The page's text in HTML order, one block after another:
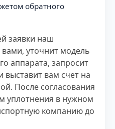
обратного
заявки наш
вами, уточнит модель
аппарата, запросит
вам счет на
После согласования
уплотнения в нужном
компанию до